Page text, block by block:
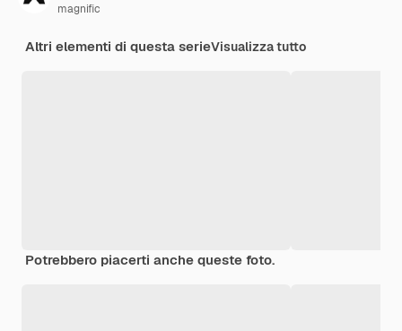
magnific
Altri elementi di questa serieVisualizza tutto
Potrebbero piacerti anche queste foto.